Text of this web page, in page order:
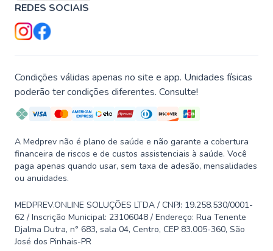
REDES SOCIAIS
Condições válidas apenas no site e app. Unidades físicas
poderão ter condições diferentes. Consulte!
A Medprev não é plano de saúde e não garante a cobertura
financeira de riscos e de custos assistenciais à saúde. Você
paga apenas quando usar, sem taxa de adesão, mensalidades
ou anuidades.
MEDPREV.ONLINE SOLUÇÕES LTDA / CNPJ: 19.258.530/0001-
62 / Inscrição Municipal: 23106048 / Endereço: Rua Tenente
Djalma Dutra, n° 683, sala 04, Centro, CEP 83.005-360, São
José dos Pinhais-PR